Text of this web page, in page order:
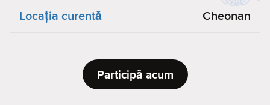
Locaţia curentă Cheonan
Participă acum